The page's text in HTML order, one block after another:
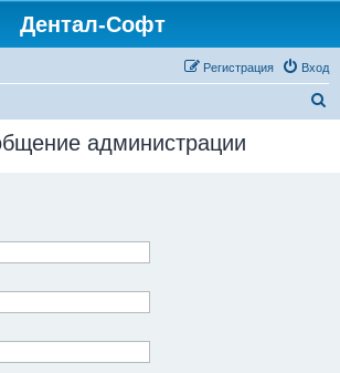
Дентал-Софт
Вход
Регистрация
администрации